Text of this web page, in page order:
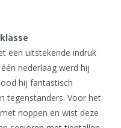
een uitstekende indruk
nederlaag werd hij
hij fantastisch
tegenstanders. Voor het
noppen en wist deze